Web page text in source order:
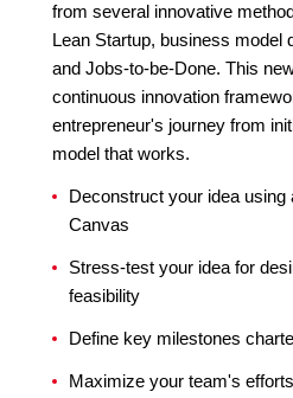
from several innovative
Lean Startup, business model
and Jobs-to-be-Done. This
continuous innovation
entrepreneur's journey from
model that works.
Deconstruct your idea using
Canvas
Stress-test your idea for
feasibility
Define key milestones
Maximize your team's